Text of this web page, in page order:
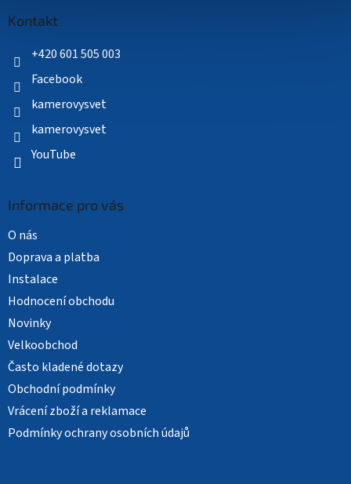
Kontakt
+420 601 505 003
Facebook
kamerovysvet
kamerovysvet
YouTube
Informace pro vás
O nás
Doprava a platba
Instalace
Hodnocení obchodu
Novinky
Velkoobchod
Často kladené dotazy
Obchodní podmínky
Vrácení zboží a reklamace
Podmínky ochrany osobních údajů